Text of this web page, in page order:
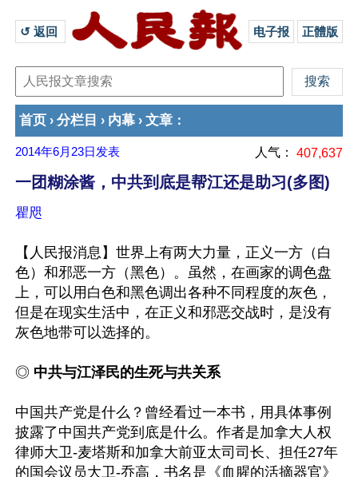
↺ 返回 电子报 正體版
首页 › 分栏目 › 内幕 › 文章 ：
2014年6月23日 发表 人气： 407,637
一团糊涂酱，中共到底是帮江还是助习(多图)
瞿咫
【人民报消息】世界上有两大力量，正义一方（白
色）和邪恶一方（黑色）。虽然，在画家的调色盘
上，可以用白色和黑色调出各种不同程度的灰色，
但是在现实生活中，在正义和邪恶交战时，是没有
灰色地带可以选择的。
◎ 中共与江泽民的生死与共关系
中国共产党是什么？曾经看过一本书，用具体事例
披露了中国共产党到底是什么。作者是加拿大人权
律师大卫-麦塔斯和加拿大前亚太司司长、担任27年
的国会议员大卫-乔高，书名是《血腥的活摘器官》